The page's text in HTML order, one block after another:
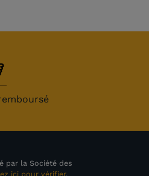
par la Société des
ici pour vérifier.